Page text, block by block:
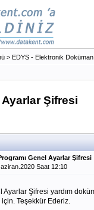
> EDYS - Elektronik
Ayarlar Şifresi
Genel Ayarlar Şifresi
Saat 12:10
Ayarlar Şifresi yardım
için. Teşekkür Ederiz.